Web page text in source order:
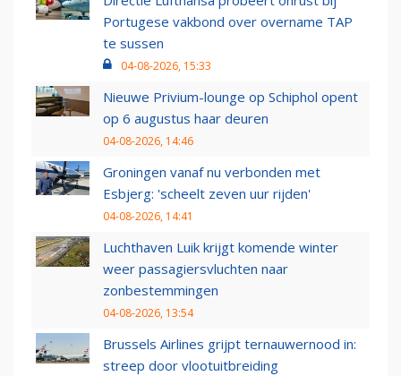
Portugese vakbond over overname TAP
te sussen
04-08-2026, 15:33
Nieuwe Privium-lounge op Schiphol opent
op 6 augustus haar deuren
04-08-2026, 14:46
Groningen vanaf nu verbonden met
Esbjerg: 'scheelt zeven uur rijden'
04-08-2026, 14:41
Luchthaven Luik krijgt komende winter
weer passagiersvluchten naar
zonbestemmingen
04-08-2026, 13:54
Brussels Airlines grijpt ternauwernood in:
streep door vlootuitbreiding